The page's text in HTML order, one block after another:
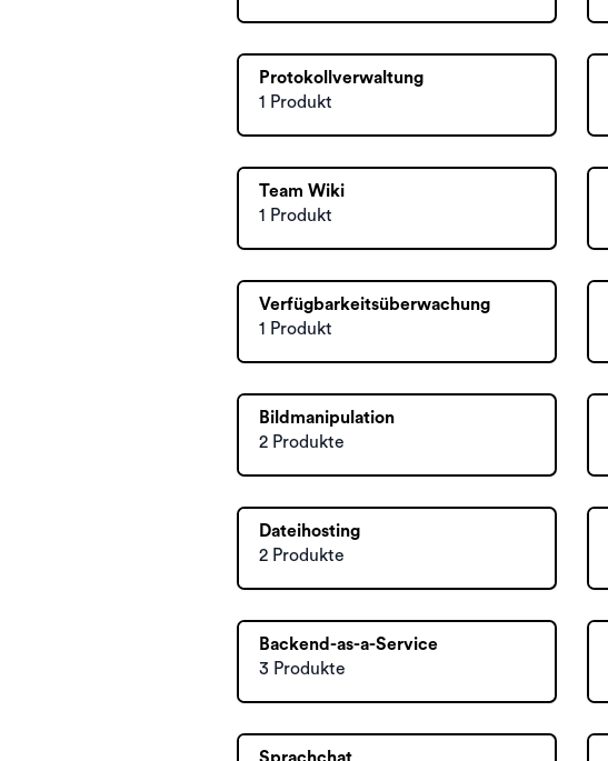
Protokollverwaltung
1 Produkt
Team Wiki
1 Produkt
Verfügbarkeitsüberwachung
1 Produkt
Bildmanipulation
2 Produkte
Dateihosting
2 Produkte
Backend-as-a-Service
3 Produkte
Sprachchat